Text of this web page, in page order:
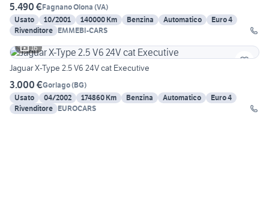
5.490 €Fagnano Olona (VA)
Usato
10/2001 140000 Km Benzina Automatico
Euro 4
Rivenditore EMMEBI-CARS
16
Jaguar X-Type 2.5 V6 24V cat Executive
3.000 €Gorlago(BG)
Usato
04/2002 174860 Km Benzina Automatico
Euro 4
Rivenditore EUROCARS